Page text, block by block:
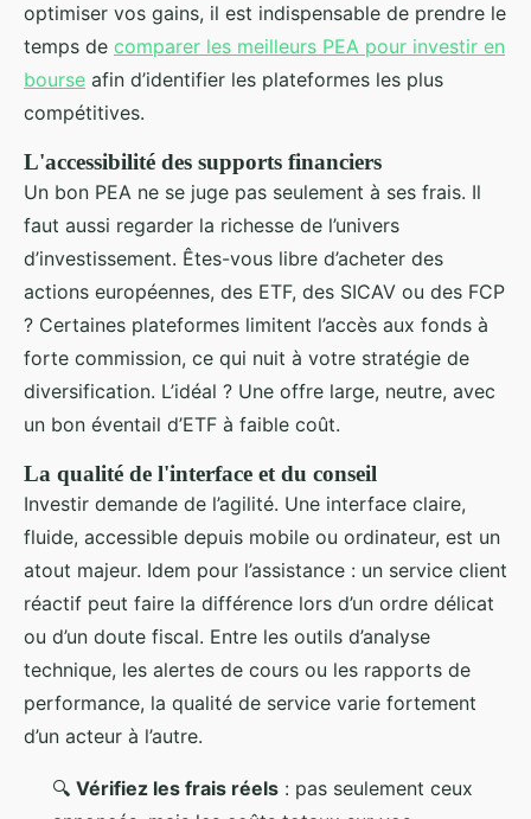
optimiser vos gains, il est indispensable de prendre le
temps de comparer les meilleurs PEA pour investir en
bourse afin d’identifier les plateformes les plus
compétitives.
L'accessibilité des supports financiers
Un bon PEA ne se juge pas seulement à ses frais. Il
faut aussi regarder la richesse de l’univers
d’investissement. Êtes-vous libre d’acheter des
actions européennes, des ETF, des SICAV ou des FCP
? Certaines plateformes limitent l’accès aux fonds à
forte commission, ce qui nuit à votre stratégie de
diversification. L’idéal ? Une offre large, neutre, avec
un bon éventail d’ETF à faible coût.
La qualité de l'interface et du conseil
Investir demande de l’agilité. Une interface claire,
fluide, accessible depuis mobile ou ordinateur, est un
atout majeur. Idem pour l’assistance : un service client
réactif peut faire la différence lors d’un ordre délicat
ou d’un doute fiscal. Entre les outils d’analyse
technique, les alertes de cours ou les rapports de
performance, la qualité de service varie fortement
d’un acteur à l’autre.
🔍 Vérifiez les frais réels : pas seulement ceux